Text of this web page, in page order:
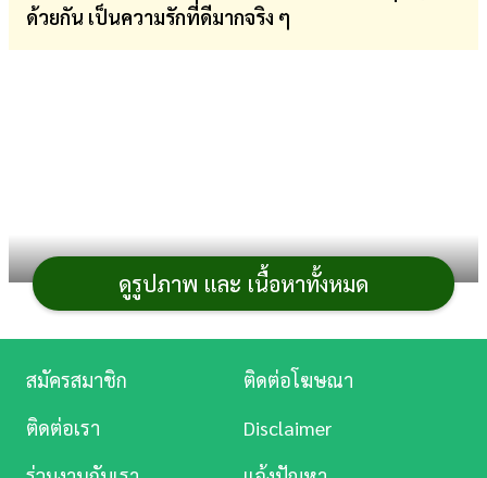
ด้วยกัน เป็นความรักที่ดีมากจริง ๆ
ภาพจาก Instagram omakapan
การจากไปของ อ๋อม อรรคพันธ์ต้องบอกว่า สะเทือนใจ
อยู่ไม่น้อย โดยเฉพาะอย่างยิ่งกับครอบครัว ที่มีการเปิดเผย
ดูรูปภาพ และ เนื้อหาทั้งหมด
การ
ดู
หนัง
สมัครสมาชิก
ติดต่อโฆษณา
ติดต่อเรา
Disclaimer